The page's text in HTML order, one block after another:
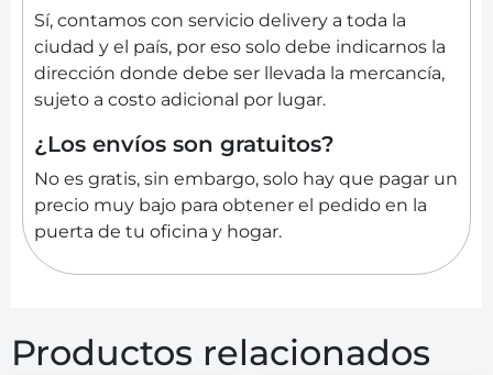
Sí, contamos con servicio delivery a toda la
ciudad y el país, por eso solo debe indicarnos la
dirección donde debe ser llevada la mercancía,
sujeto a costo adicional por lugar.
¿Los envíos son gratuitos?
No es gratis, sin embargo, solo hay que pagar un
precio muy bajo para obtener el pedido en la
puerta de tu oficina y hogar.
Productos relacionados